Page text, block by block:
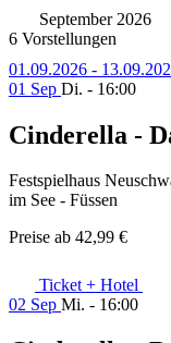
September 2026
6 Vorstellungen
01.09.2026 -
01 Sep Di. - 16:00
Cinderella -
Festspielhaus
im See - Füssen
Preise ab 42,99 €
Ticket + Hotel
02 Sep Mi. - 16:00